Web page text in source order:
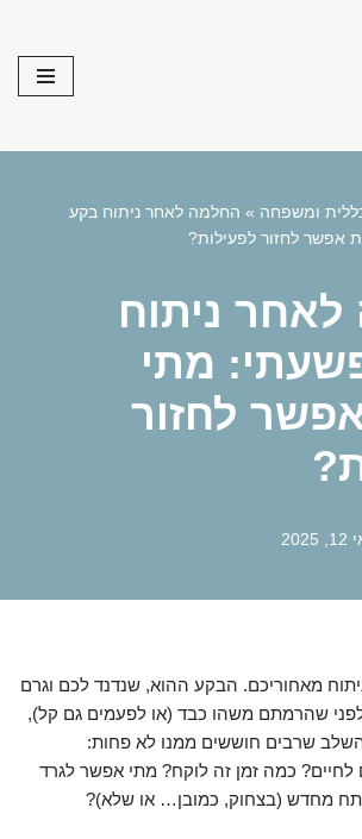
ומשפחה » החלמה לאחר ניתוח בקע
לחזור לפעילות?
ניתוח
מתי
לחזור
מאחוריכם. הבקע ההוא, שנדנד לכם וגרם
שהרמתם משהו כבד (או לפעמים גם קל),
שרבים חוששים ממנו לא פחות:
לחיים? כמה זמן זה לוקח? מתי אפשר לגרד
מחדש (בצחוק, כמובן… או שלא)?